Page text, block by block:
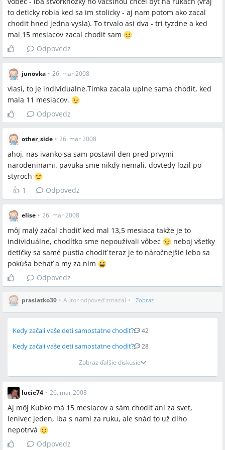
začatia chôdze je približne 12–18 mesiacov.
Netlačiť dieťa do chôdze silou, nevodiiť ho trvalo za ruky a
nevynucovať preskočenie vývojových fáz.
Pri predčasnom narodení sa zohľadňuje korigovaný vek.
Sporné názory
Niektoré príspevky tvrdili, že vynechanie štvornožkovania
môže byť spojené s neskoršími poruchami (dysgrafia,
dyslexia, ADHD), zatiaľ čo iné príspevky to označili za
nepodložené a chybné.
chodítkam; iní rodičia uviedli použitie tlačiacich chodítok
bez problémov.
Niektorí pediatri posielajú deti na neurologické vyšetrenie
už okolo 10–15 mesiacov, zatiaľ čo iní odporúčajú čakať do
18. mesiaca.
Otvorené otázky
Presné diagnostické kritériá a časovanie indikácie na
neurologické vyšetrenie pri oneskorení chôdze zostávajú v
diskusii nejednoznačné.
Ako a v akej miere konkrétne rehabilitačné postupy (napr.
Vojtova metóda) zlepšujú neskorú motoriku a chôdzu u detí
s hypotóniou.
Koľko a aký typ „tréningu“ (napr. pevné topánky, cvičenie na
lopte) je efektívny bez rizika narušenia prirodzeného vývoja.
Spomenuté značky a firmy
žiadne
Spomenuté produkty a metódy
Vojtovka, chodítko (tlačiace chodítko), pevné topánky, veľkosť
18, veľkosť 19, rehabilitácia, neurologické vyšetrenie,
to deticky robia ked sa im stolicky - aj nam potom ako zacal
chodit hned jedna vysla). To trvalo asi dva - tri tyzdne a ked
mal 15 mesiacov zacal chodit sam
Odpovedz
junovka • 26. mar 2008
vlasi, to je individualne.Timka zacala uplne sama chodit, ked
mala 11 mesiacov.
Odpovedz
other_side • 26. mar 2008
ahoj, nas ivanko sa sam postavil den pred prvymi
narodeninami. pavuka sme nikdy nemali, dovtedy lozil po
styroch
👍 1 Odpovedz
elise • 26. mar 2008
môj malý začal chodiť ked mal 13,5 mesiaca takže je to
individuálne, chodítko sme nepoužívali vôbec
neboj všetky
detičky sa samé pustia chodiť teraz je to náročnejšie lebo sa
pokúša behať a my za ním
Odpovedz
prasiatko30 • Autor odpoveď zmazal • Zobraz
Kedy začali vaše deti samostatne chodiť? 42
Kedy začali vaše deti samostatne chodiť?
28
Zobraz ďalšie diskusie
lucie74 • 26. mar 2008
Aj môj Kubko má 15 mesiacov a sám chodiť ani za svet,
lenivec jeden, iba s nami za ruku, ale snáď to už dlho
nepotrvá
Odpovedz